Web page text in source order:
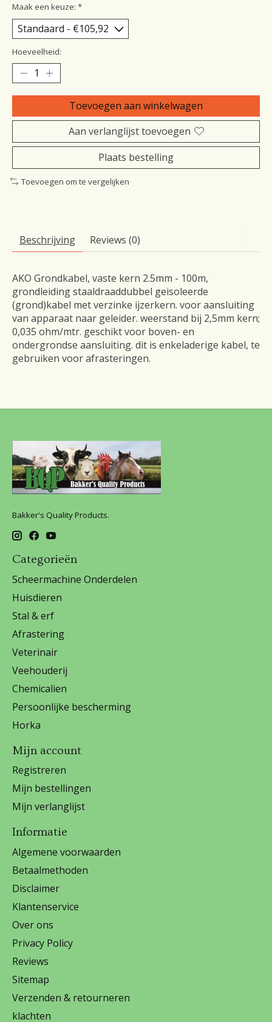
Maak een keuze: *
Hoeveelheid:
Toevoegen aan winkelwagen
Aan verlanglijst toevoegen
Plaats bestelling
Toevoegen om te vergelijken
Beschrijving Reviews (0)
AKO Grondkabel, vaste kern 2.5mm - 100m,
grondleiding staaldraaddubbel geisoleerde
(grond)kabel met verzinke ijzerkern. voor aansluiting
van apparaat naar geleider. weerstand bij 2,5mm kern;
0,035 ohm/mtr. geschikt voor boven- en
ondergrondse aansluiting. dit is enkeladerige kabel, te
gebruiken voor afrasteringen.
Bakker's Quality Products.
Categorieën
Scheermachine Onderdelen
Huisdieren
Stal & erf
Afrastering
Veterinair
Veehouderij
Chemicalien
Persoonlijke bescherming
Horka
Mijn account
Registreren
Mijn bestellingen
Mijn verlanglijst
Informatie
Algemene voorwaarden
Betaalmethoden
Disclaimer
Klantenservice
Over ons
Privacy Policy
Reviews
Sitemap
Verzenden & retourneren
klachten